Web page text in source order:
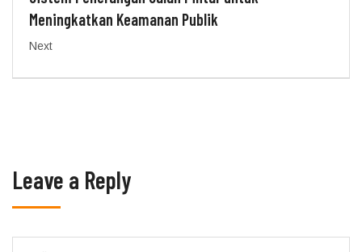
Meningkatkan Keamanan Publik
Next
Leave a Reply